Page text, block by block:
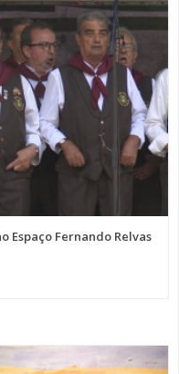
Espaço Fernando Relvas